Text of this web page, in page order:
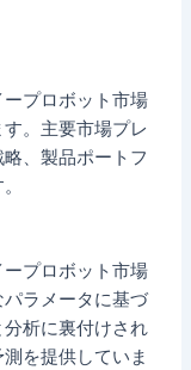
プロボット市場
。主要市場プレ
、製品ポートフ
プロボット市場
ラメータに基づ
析に裏付けされ
を提供していま